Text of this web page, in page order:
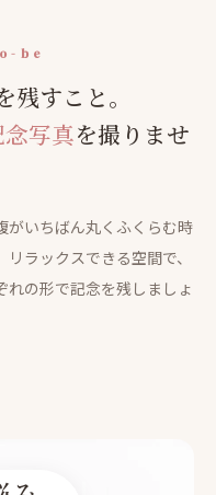
be
すこと。
写真を撮りませ
がいちばん丸くふくらむ時
ラックスできる空間で、
れの形で記念を残しましょ